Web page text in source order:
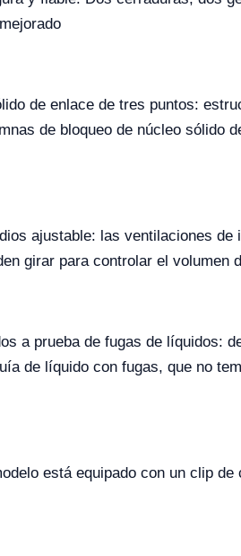
de enlace de tres puntos:
de bloqueo de núcleo sólido
ajustable: las ventilaciones
girar para controlar el
a prueba de fugas de líquidos:
de líquido con fugas, que no
está equipado con un clip